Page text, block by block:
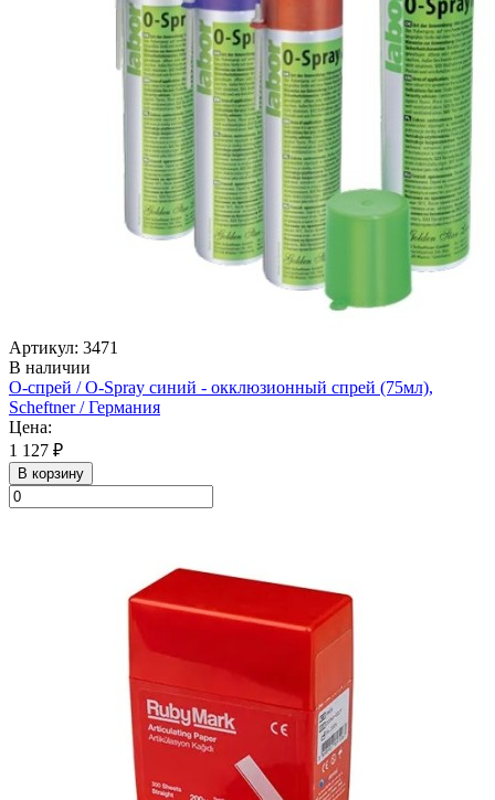
Артикул: 3471
В наличии
О-спрей / O-Spray синий - окклюзионный спрей (75мл),
Scheftner / Германия
Цена:
1 127 ₽
В корзину